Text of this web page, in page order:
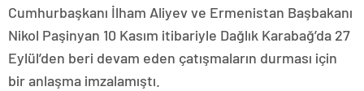
Cumhurbaşkanı İlham Aliyev ve Ermenistan Başbakanı
Nikol Paşinyan 10 Kasım itibariyle Dağlık Karabağ’da 27
Eylül’den beri devam eden çatışmaların durması için
bir anlaşma imzalamıştı.